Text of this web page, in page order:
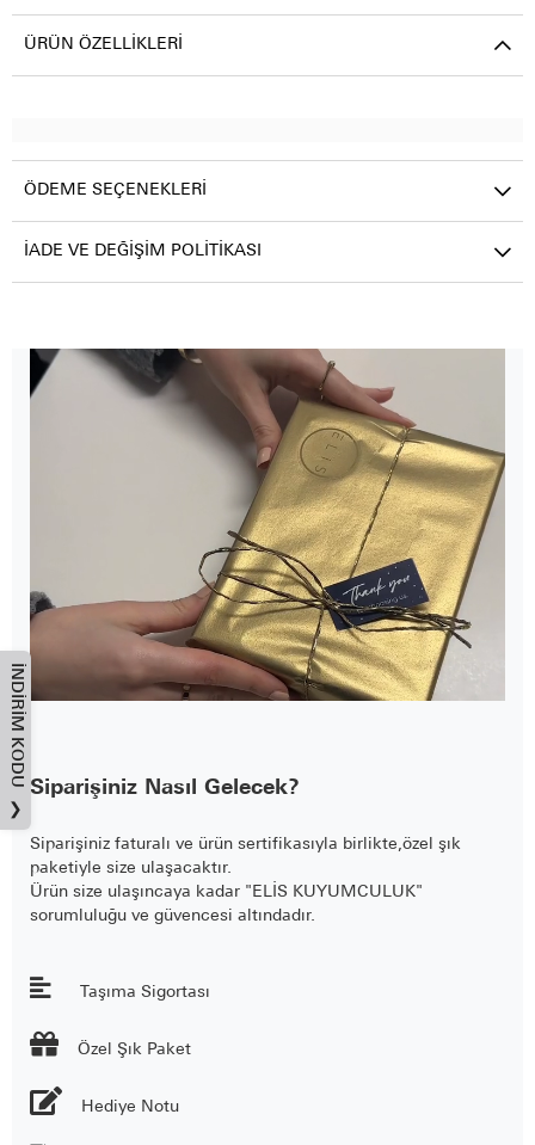
ÜRÜN ÖZELLIKLERI
ÖDEME SEÇENEKLERI
İADE VE DEĞIŞIM POLITIKASI
Siparişiniz Nasıl Gelecek?
Siparişiniz faturalı ve ürün sertifikasıyla birlikte,özel şık
paketiyle size ulaşacaktır.
Ürün size ulaşıncaya kadar "ELİS KUYUMCULUK"
sorumluluğu ve güvencesi altındadır.
Taşıma Sigortası
 Özel Şık Paket
Hediye Notu
İNDIRIM KODU
❯